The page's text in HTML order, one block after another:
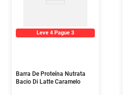
Leve 4 Pague 3
Barra De Proteína Nutrata
Bacio Di Latte Caramelo